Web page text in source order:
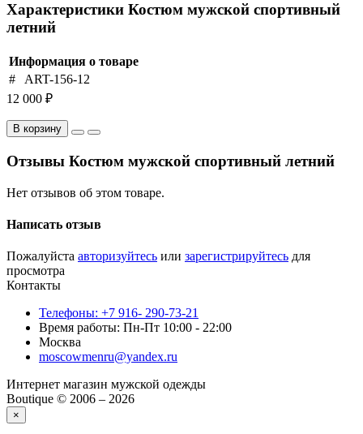
Характеристики Костюм мужской спортивный
летний
Информация о товаре
#
ART-156-12
12 000 ₽
В корзину
Отзывы Костюм мужской спортивный летний
Нет отзывов об этом товаре.
Написать отзыв
Пожалуйста авторизуйтесь или зарегистрируйтесь для
просмотра
Контакты
Телефоны: +7 916- 290-73-21
Время работы: Пн-Пт 10:00 - 22:00
Москва
moscowmenru@yandex.ru
Интернет магазин мужской одежды
Boutique © 2006 – 2026
×